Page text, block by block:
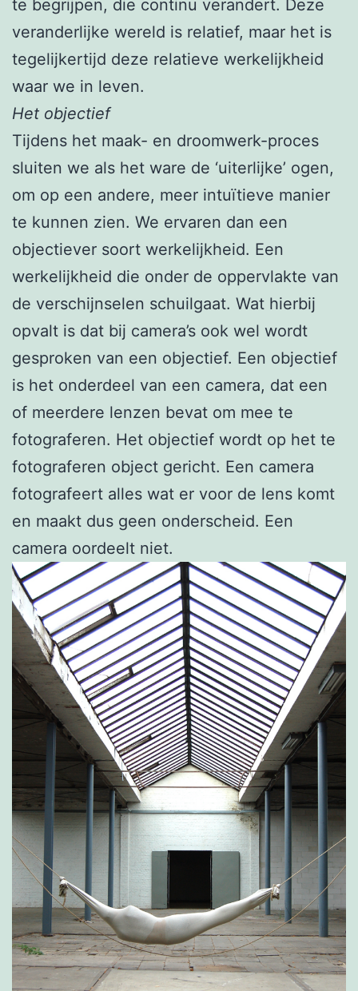
te begrijpen, die continu verandert. Deze
veranderlijke wereld is relatief, maar het is
tegelijkertijd deze relatieve werkelijkheid
waar we in leven.
Het objectief
Tijdens het maak- en droomwerk-proces
sluiten we als het ware de ‘uiterlijke’ ogen,
om op een andere, meer intuïtieve manier
te kunnen zien. We ervaren dan een
objectiever soort werkelijkheid. Een
werkelijkheid die onder de oppervlakte van
de verschijnselen schuilgaat. Wat hierbij
opvalt is dat bij camera’s ook wel wordt
gesproken van een objectief. Een objectief
is het onderdeel van een camera, dat een
of meerdere lenzen bevat om mee te
fotograferen. Het objectief wordt op het te
fotograferen object gericht. Een camera
fotografeert alles wat er voor de lens komt
en maakt dus geen onderscheid. Een
camera oordeelt niet.